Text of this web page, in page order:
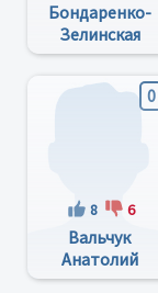
Бондаренко-
Зелинская
Надежда
Леонтьевна
0
8 6
Вальчук
Анатолий
Николаевич